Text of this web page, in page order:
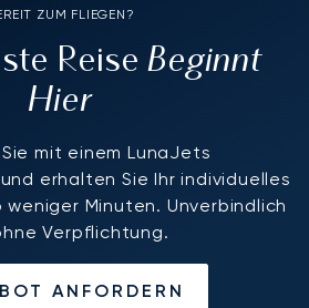
ZUM FLIEGEN?
ReiseBeginnt
Hier
mit einem LunaJets
erhalten Sie Ihr individuelles
Minuten. Unverbindlich
Verpflichtung.
ANFORDERN